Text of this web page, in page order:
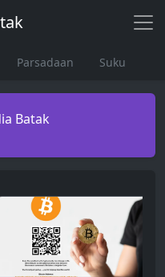
Parsadaan Suku
Batak